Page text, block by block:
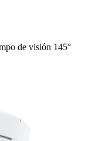
de visión 145°